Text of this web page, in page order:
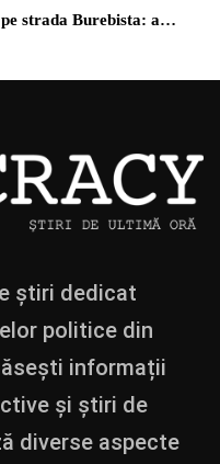
strada Burebista: a…
știri dedicat
politice din
informații
și știri de
diverse aspecte